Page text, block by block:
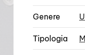
Genere
Tipologia